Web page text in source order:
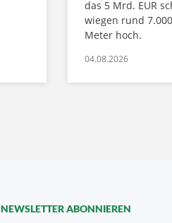
das 5 Mrd. EUR
wiegen rund
Meter hoch.
04.08.2026
NEWSLETTER ABONNIEREN